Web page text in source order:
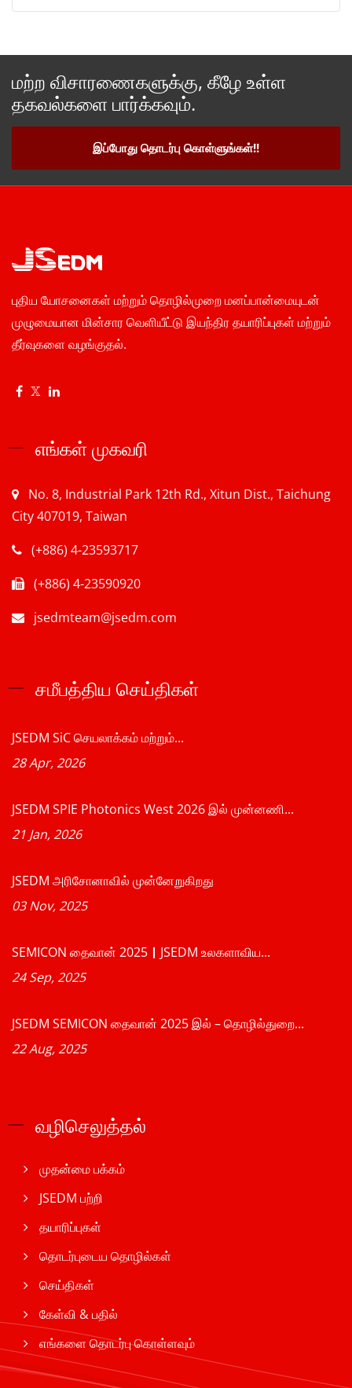
மற்ற விசாரணைகளுக்கு, கீழே உள்ள
தகவல்களை பார்க்கவும்.
இப்போது தொடர்பு கொள்ளுங்கள்!!
புதிய யோசனைகள் மற்றும் தொழில்முறை மனப்பான்மையுடன்
முழுமையான மின்சார வெளியீட்டு இயந்திர தயாரிப்புகள் மற்றும்
தீர்வுகளை வழங்குதல்.
எங்கள் முகவரி
No. 8, Industrial Park 12th Rd., Xitun Dist., Taichung
City 407019, Taiwan
(+886) 4-23593717
(+886) 4-23590920
jsedmteam@jsedm.com
சமீபத்திய செய்திகள்
JSEDM SiC செயலாக்கம் மற்றும்...
28 Apr, 2026
JSEDM SPIE Photonics West 2026 இல் முன்னணி...
21 Jan, 2026
JSEDM அரிசோனாவில் முன்னேறுகிறது
03 Nov, 2025
SEMICON தைவான் 2025｜JSEDM உலகளாவிய...
24 Sep, 2025
JSEDM SEMICON தைவான் 2025 இல் – தொழில்துறை...
22 Aug, 2025
வழிசெலுத்தல்
முதன்மை பக்கம்
JSEDM பற்றி
தயாரிப்புகள்
தொடர்புடைய தொழில்கள்
செய்திகள்
கேள்வி & பதில்
எங்களை தொடர்பு கொள்ளவும்